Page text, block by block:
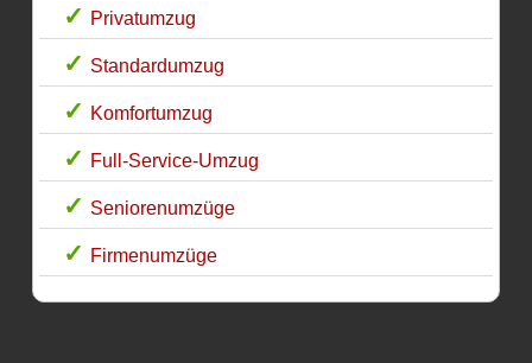
Privatumzug
Standardumzug
Komfortumzug
Full-Service-Umzug
Seniorenumzüge
Firmenumzüge